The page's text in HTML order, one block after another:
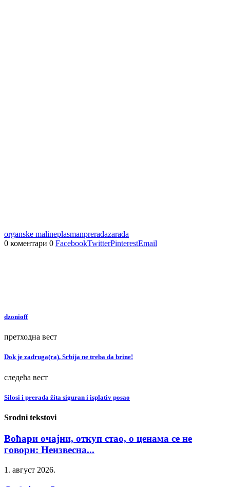
organske malineplasmanpreradazarada
0 коментари 0 FacebookTwitterPinterestEmail
dzonioff
претходна вест
Dok je zadruga(ra), Srbija ne treba da brine!
следећа вест
Silosi i prerada žita siguran i isplativ posao
Srodni tekstovi
Воћари очајни, откуп стао, о ценама се не
говори: Неизвесна...
1. август 2026.